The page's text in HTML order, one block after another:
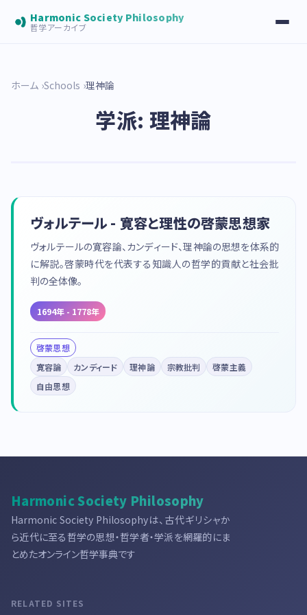
Harmonic Society Philosophy
哲学アーカイブ
ホーム Schools 理神論
学派: 理神論
ヴォルテール - 寛容と理性の啓蒙思想家
ヴォルテールの寛容論、カンディード、理神論の思想を体系的
に解説。啓蒙時代を代表する知識人の哲学的貢献と社会批
判の全体像。
1694年 - 1778年
啓蒙思想
寛容論
カンディード 理神論 宗教批判
啓蒙主義
自由思想
Harmonic Society Philosophy
Harmonic Society Philosophyは、古代ギリシャか
ら近代に至る哲学の思想・哲学者・学派を網羅的にま
とめたオンライン哲学事典です
RELATED SITES